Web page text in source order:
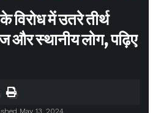
विरोध में उतरे तीर्थ
और स्थानीय लोग, पढ़िए
May 13, 2024